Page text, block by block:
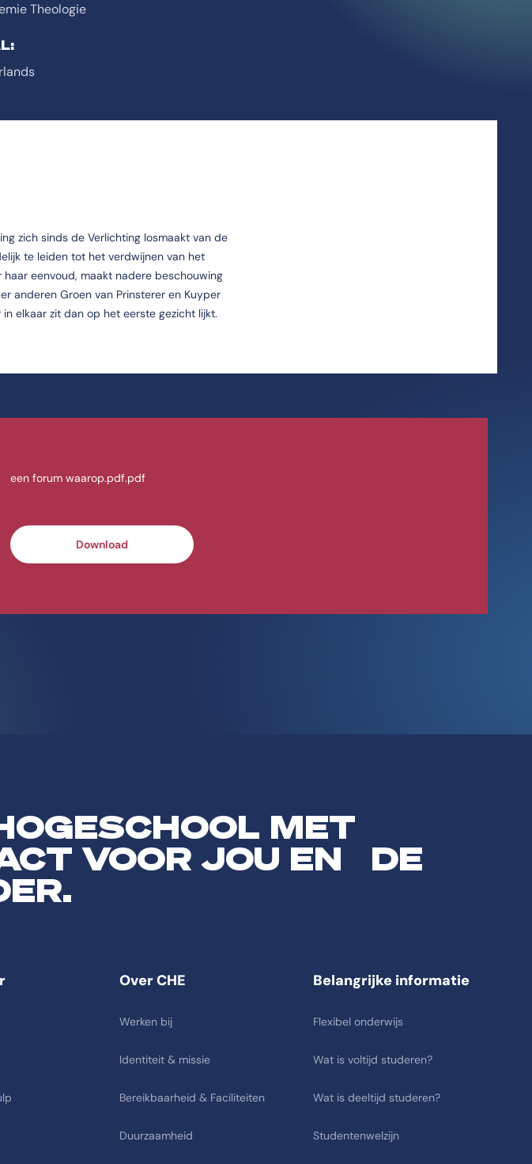
Theologie
zich sinds de Verlichting losmaakt van de
te leiden tot het verdwijnen van het
eenvoud, maakt nadere beschouwing
anderen Groen van Prinsterer en Kuyper
elkaar zit dan op het eerste gezicht lijkt.
een forum waarop.pdf.pdf
Download
MET
VOOR JOU EN DE
Over CHE
Werken bij
Identiteit & missie
Bereikbaarheid & Faciliteiten
Duurzaamheid
Belangrijke informatie
Flexibel onderwijs
Wat is voltijd studeren?
Wat is deeltijd studeren?
Studentenwelzijn